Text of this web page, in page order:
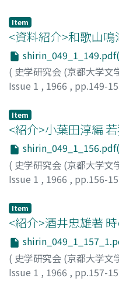
れが関係することがわか
一〇尺で、和銅六年以後
面は矩形型であったとす
合理的に理解することが
も、一人一日の労働量を
ることをさけ、妥当な労
いかなる溝渠にも適用す
学によって種々論考され
共に用尺からくる齟齬や
出てくるのではなかろう
らケープまで、その国旗
ダは、大革命の結果、本
れ、海外では新進英国の
威勢を失墜する。同時に
致はここに変更を余儀な
自樹己を産業資本的に作
「強制栽培制度」に逆行
奪の対象であった櫃民地
化を徹底させて商品作物
市場としての植民地に変
革命の精神、即ち時代精
である。フランス革命の
Item
<資料紹介>和歌山
( 史学研究会 (京都大学文
Issue 1 , 1966 , pp.149-
Item
<紹介>小葉田淳編
( 史学研究会 (京都大学文
Issue 1 , 1966 , pp.156-
Item
<紹介>酒井忠雄著
( 史学研究会 (京都大学文
Issue 1 , 1966 , pp.157-